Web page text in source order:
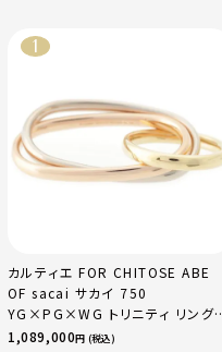
カルティエ FOR CHITOSE ABE
OF sacai サカイ 750
YG×PG×WG トリニティ リング
指輪 マルチカラー 50 51 52
1,089,000円 (税込)